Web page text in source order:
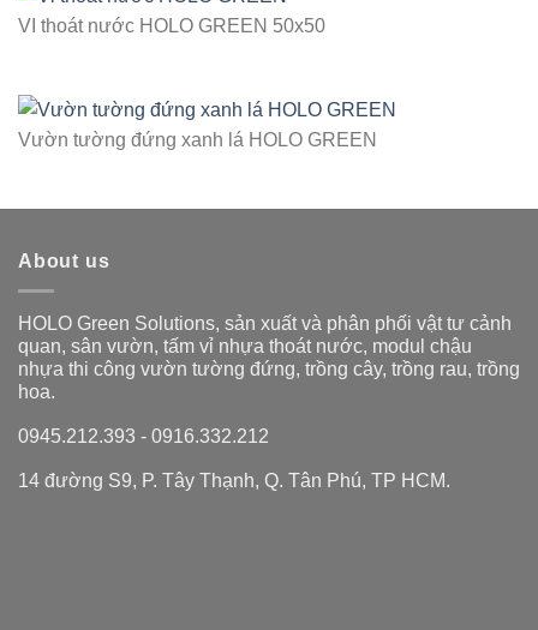
VI thoát nước HOLO GREEN 50x50
Vườn tường đứng xanh lá HOLO GREEN
About us
HOLO Green Solutions, sản xuất và phân phối vật tư cảnh
quan, sân vườn, tấm vỉ nhựa thoát nước, modul chậu
nhựa thi công vườn tường đứng, trồng cây, trồng rau, trồng
hoa.
0945.212.393 - 0916.332.212
14 đường S9, P. Tây Thạnh, Q. Tân Phú, TP HCM.